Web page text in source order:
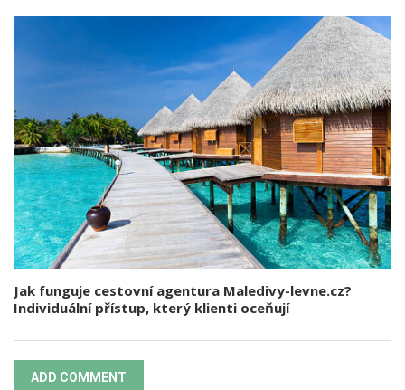
Jak funguje cestovní agentura Maledivy-levne.cz?
Individuální přístup, který klienti oceňují
ADD COMMENT